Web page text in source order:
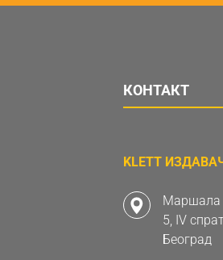
КОНТАКТ
KLETT
Маршала
5, IV
Београд